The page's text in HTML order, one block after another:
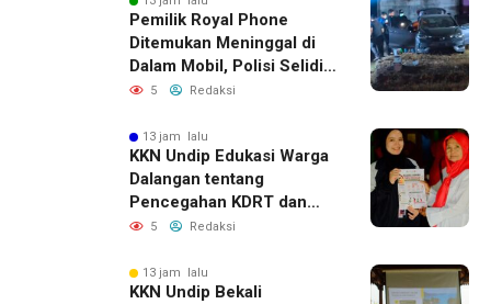
Pemilik Royal Phone
Ditemukan Meninggal di
Dalam Mobil, Polisi Selidiki
Dugaan Keterkaitan
5 Redaksi
13 jam lalu
KKN Undip Edukasi Warga
Dalangan tentang
Pencegahan KDRT dan
Komunikasi Keluarga
5 Redaksi
13 jam lalu
KKN Undip Bekali